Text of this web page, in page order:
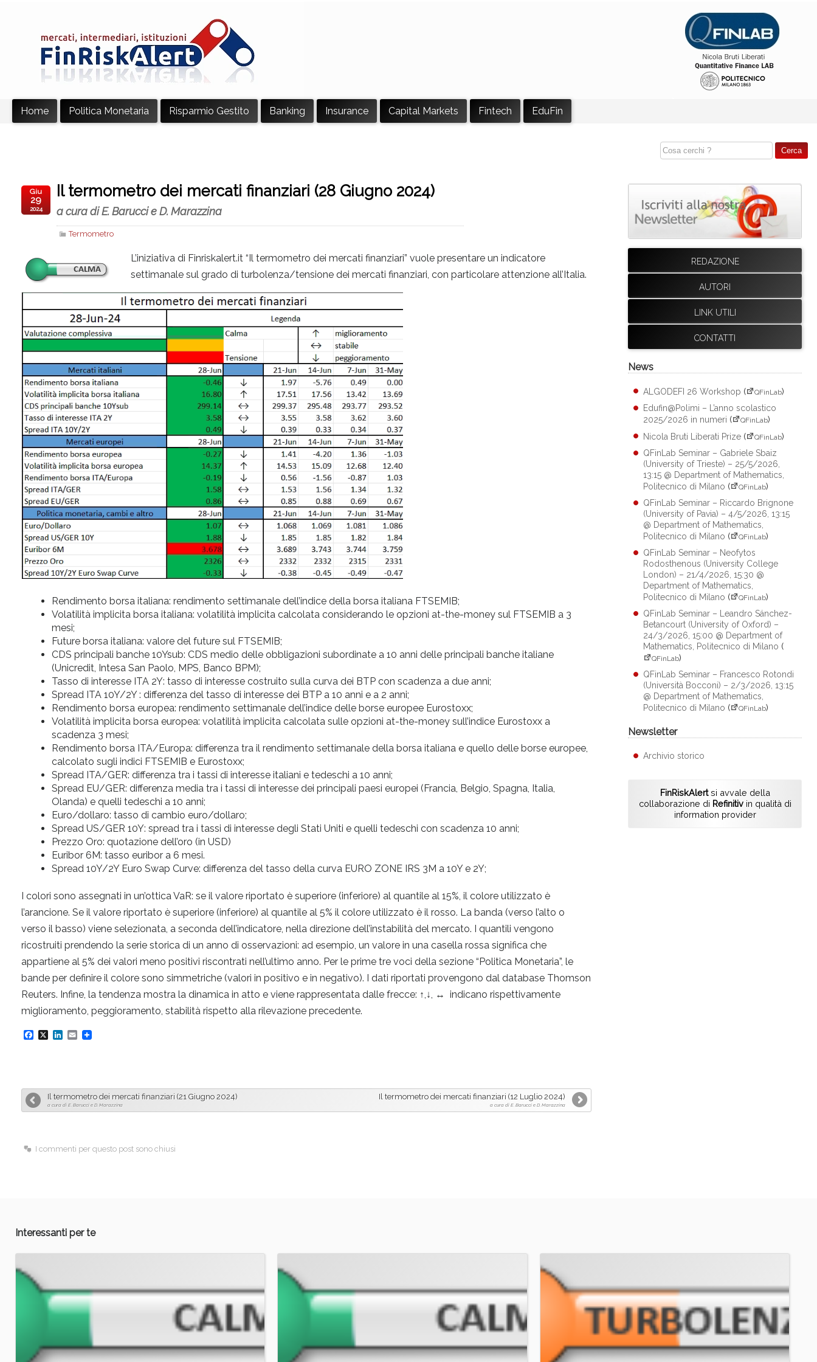
Home Politica Monetaria Risparmio Gestito Banking Insurance Capital Markets Fintech EduFin
Il termometro dei mercati finanziari (28 Giugno 2024)
a cura di E. Barucci e D. Marazzina
Termometro
Giu
29
2024
L’iniziativa di Finriskalert.it “Il termometro dei mercati finanziari” vuole presentare un indicatore
settimanale sul grado di turbolenza/tensione dei mercati finanziari, con particolare attenzione all’Italia.
Rendimento borsa italiana: rendimento settimanale dell’indice della borsa italiana FTSEMIB;
Volatilità implicita borsa italiana: volatilità implicita calcolata considerando le opzioni at-the-money sul FTSEMIB a 3
mesi;
Future borsa italiana: valore del future sul FTSEMIB;
CDS principali banche 10Ysub: CDS medio delle obbligazioni subordinate a 10 anni delle principali banche italiane
(Unicredit, Intesa San Paolo, MPS, Banco BPM);
Tasso di interesse ITA 2Y: tasso di interesse costruito sulla curva dei BTP con scadenza a due anni;
Spread ITA 10Y/2Y : differenza del tasso di interesse dei BTP a 10 anni e a 2 anni;
Rendimento borsa europea: rendimento settimanale dell’indice delle borse europee Eurostoxx;
Volatilità implicita borsa europea: volatilità implicita calcolata sulle opzioni at-the-money sull’indice Eurostoxx a
scadenza 3 mesi;
Rendimento borsa ITA/Europa: differenza tra il rendimento settimanale della borsa italiana e quello delle borse europee,
calcolato sugli indici FTSEMIB e Eurostoxx;
Spread ITA/GER: differenza tra i tassi di interesse italiani e tedeschi a 10 anni;
Spread EU/GER: differenza media tra i tassi di interesse dei principali paesi europei (Francia, Belgio, Spagna, Italia,
Olanda) e quelli tedeschi a 10 anni;
Euro/dollaro: tasso di cambio euro/dollaro;
Spread US/GER 10Y: spread tra i tassi di interesse degli Stati Uniti e quelli tedeschi con scadenza 10 anni;
Prezzo Oro: quotazione dell’oro (in USD)
Euribor 6M: tasso euribor a 6 mesi.
Spread 10Y/2Y Euro Swap Curve: differenza del tasso della curva EURO ZONE IRS 3M a 10Y e 2Y;
I colori sono assegnati in un’ottica VaR: se il valore riportato è superiore (inferiore) al quantile al 15%, il colore utilizzato è
l’arancione. Se il valore riportato è superiore (inferiore) al quantile al 5% il colore utilizzato è il rosso. La banda (verso l’alto o
verso il basso) viene selezionata, a seconda dell’indicatore, nella direzione dell’instabilità del mercato. I quantili vengono
ricostruiti prendendo la serie storica di un anno di osservazioni: ad esempio, un valore in una casella rossa significa che
appartiene al 5% dei valori meno positivi riscontrati nell’ultimo anno. Per le prime tre voci della sezione “Politica Monetaria”, le
bande per definire il colore sono simmetriche (valori in positivo e in negativo). I dati riportati provengono dal database Thomson
Reuters. Infine, la tendenza mostra la dinamica in atto e viene rappresentata dalle frecce: ↑,↓, ↔ indicano rispettivamente
miglioramento, peggioramento, stabilità rispetto alla rilevazione precedente.
F
e
b
k
X
L
k
e
n
E
i
l
Il termometro dei mercati finanziari (21 Giugno 2024)
a cura di E. Barucci e D. Marazzina
Il termometro dei mercati finanziari (12 Luglio 2024)
a cura di E. Barucci e D. Marazzina
I commenti per questo post sono chiusi
REDAZIONE
AUTORI
LINK UTILI
CONTATTI
News
ALGODEFI 26 Workshop ( QFinLab)
Edufin@Polimi – L’anno scolastico
2025/2026 in numeri ( QFinLab)
Nicola Bruti Liberati Prize ( QFinLab)
QFinLab Seminar – Gabriele Sbaiz
(University of Trieste) – 25/5/2026,
13:15 @ Department of Mathematics,
Politecnico di Milano ( QFinLab)
QFinLab Seminar – Riccardo Brignone
(University of Pavia) – 4/5/2026, 13:15
@ Department of Mathematics,
Politecnico di Milano ( QFinLab)
QFinLab Seminar – Neofytos
Rodosthenous (University College
London) – 21/4/2026, 15:30 @
Department of Mathematics,
Politecnico di Milano ( QFinLab)
QFinLab Seminar – Leandro Sánchez-
Betancourt (University of Oxford) –
24/3/2026, 15:00 @ Department of
Mathematics, Politecnico di Milano (
QFinLab)
QFinLab Seminar – Francesco Rotondi
(Università Bocconi) – 2/3/2026, 13:15
@ Department of Mathematics,
Politecnico di Milano ( QFinLab)
Newsletter
Archivio storico
FinRiskAlertsi avvale della
collaborazione di Refinitivin qualità di
information provider
Interessanti per te